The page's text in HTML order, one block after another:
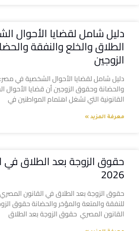
دليل شامل لقضايا الأحوال
الطلاق والخلع والنفقة
الزوجين
دليل شامل لقضايا الأحوال الشخصية في
والحضانة وحقوق الزوجين أن قضايا الأحوال
القانونية التي تشغل اهتمام المواطنين في
معرفة المزيد »
حقوق الزوجة بعد الطلاق في
2026
للنفقة والمتعة والمؤخر والحضانة حقوق
القانون المصري حقوق الزوجة بعد الطلاق